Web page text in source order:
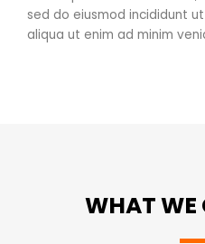
sed do eiusmod incididunt
aliqua ut enim ad minim
WHAT WE